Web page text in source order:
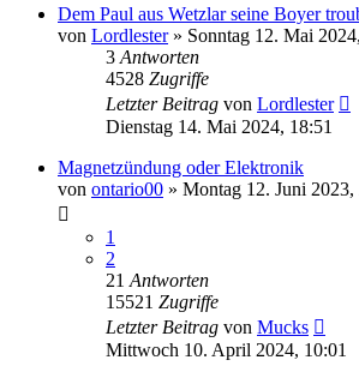
Dem Paul aus Wetzlar seine Boyer
von Lordlester» Sonntag 12. Mai
3 Antworten
4528 Zugriffe
Letzter Beitrag von Lordlester
Dienstag 14. Mai 2024, 18:51
Magnetzündung oder Elektronik
von ontario00 » Montag 12. Juni 2023,
1
2
21 Antworten
15521 Zugriffe
Letzter Beitrag von Mucks
Mittwoch 10. April 2024, 10:01